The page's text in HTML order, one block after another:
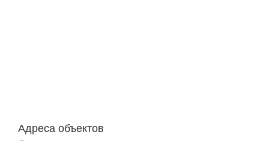
Адреса объектов